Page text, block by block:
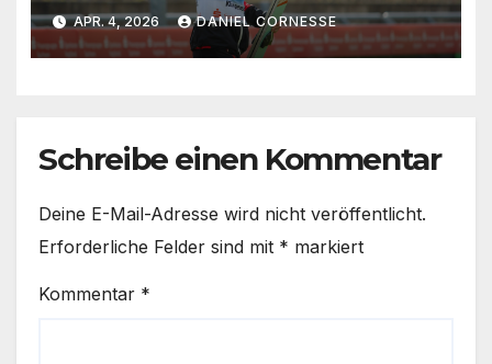
so lange springe“
APR. 4, 2026 DANIEL CORNESSE
Schreibe einen Kommentar
Deine E-Mail-Adresse wird nicht veröffentlicht.
Erforderliche Felder sind mit * markiert
Kommentar *